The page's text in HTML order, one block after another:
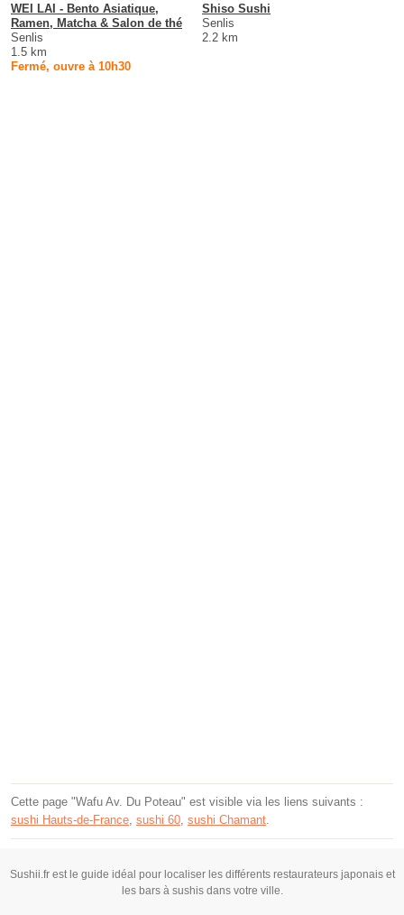
WEI LAI - Bento Asiatique,
Ramen, Matcha & Salon de thé
Senlis
1.5 km
Fermé, ouvre à 10h30
Shiso Sushi
Senlis
2.2 km
Cette page "Wafu Av. Du Poteau" est visible via les liens suivants :
sushi Hauts-de-France sushi 60 sushi Chamant
Sushii.fr est le guide idéal pour localiser les différents restaurateurs japonais et
les bars à sushis dans votre ville.